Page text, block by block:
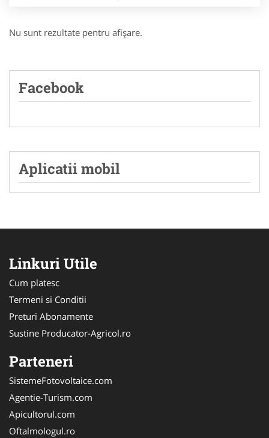
Nu sunt rezultate pentru afişare.
Facebook
Aplicatii mobil
Linkuri Utile
Cum platesc
Termeni si Conditii
Preturi Abonamente
Sustine Producator-Agricol.ro
Parteneri
SistemeFotovoltaice.com
Agentie-Turism.com
Apicultorul.com
Oftalmologul.ro